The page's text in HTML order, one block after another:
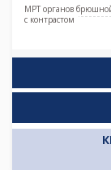
МРТ органов
с контрастом